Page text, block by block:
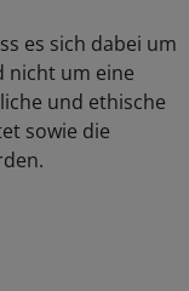
es sich dabei um
nicht um eine
und ethische
sowie die